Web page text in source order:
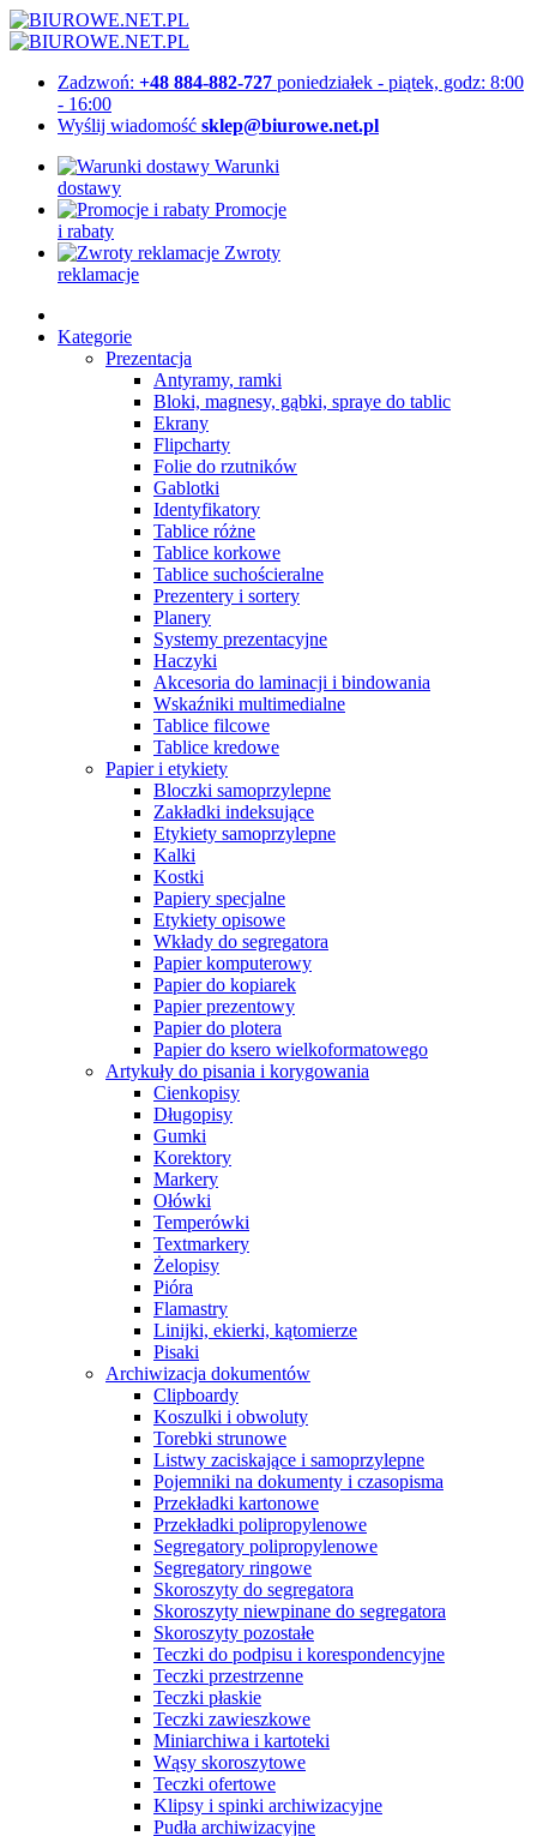
Zadzwoń: +48 884-882-727 poniedziałek - piątek, godz: 8:00
- 16:00
Wyślij wiadomość sklep@biurowe.net.pl
Warunki
dostawy
Promocje
i rabaty
Zwroty
reklamacje
Kategorie
Prezentacja
Antyramy, ramki
Bloki, magnesy, gąbki, spraye do tablic
Ekrany
Flipcharty
Folie do rzutników
Gablotki
Identyfikatory
Tablice różne
Tablice korkowe
Tablice suchościeralne
Prezentery i sortery
Planery
Systemy prezentacyjne
Haczyki
Akcesoria do laminacji i bindowania
Wskaźniki multimedialne
Tablice filcowe
Tablice kredowe
Papier i etykiety
Bloczki samoprzylepne
Zakładki indeksujące
Etykiety samoprzylepne
Kalki
Kostki
Papiery specjalne
Etykiety opisowe
Wkłady do segregatora
Papier komputerowy
Papier do kopiarek
Papier prezentowy
Papier do plotera
Papier do ksero wielkoformatowego
Artykuły do pisania i korygowania
Cienkopisy
Długopisy
Gumki
Korektory
Markery
Ołówki
Temperówki
Textmarkery
Żelopisy
Pióra
Flamastry
Linijki, ekierki, kątomierze
Pisaki
Archiwizacja dokumentów
Clipboardy
Koszulki i obwoluty
Torebki strunowe
Listwy zaciskające i samoprzylepne
Pojemniki na dokumenty i czasopisma
Przekładki kartonowe
Przekładki polipropylenowe
Segregatory polipropylenowe
Segregatory ringowe
Skoroszyty do segregatora
Skoroszyty niewpinane do segregatora
Skoroszyty pozostałe
Teczki do podpisu i korespondencyjne
Teczki przestrzenne
Teczki płaskie
Teczki zawieszkowe
Miniarchiwa i kartoteki
Wąsy skoroszytowe
Teczki ofertowe
Klipsy i spinki archiwizacyjne
Pudła archiwizacyjne